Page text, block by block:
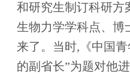
和研究生制订科研方
生物力学学科点、博
来了。当时,《中国
的副省长”为题对他进